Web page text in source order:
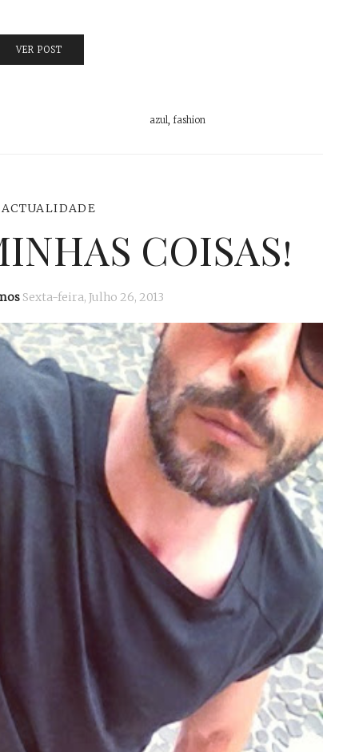
VER POST
azul,fashion
ACTUALIDADE
COISAS!
Sexta-feira, Julho 26, 2013